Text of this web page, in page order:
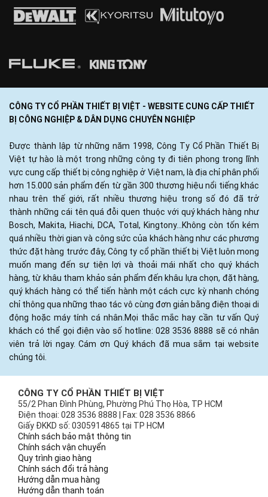
CÔNG TY CỔ PHẦN THIẾT BỊ VIỆT - WEBSITE CUNG CẤP THIẾT
BỊ CÔNG NGHIỆP & DÂN DỤNG CHUYÊN NGHIỆP
Được thành lập từ những năm 1998, Công Ty Cổ Phần Thiết Bị
Việt tự hào là một trong những công ty đi tiên phong trong lĩnh
vực cung cấp thiết bị công nghiệp ở Việt nam, là địa chỉ phân phối
hơn 15.000 sản phẩm đến từ gần 300 thương hiệu nổi tiếng khác
nhau trên thế giới, rất nhiều thương hiệu trong số đó đã trở
thành những cái tên quá đỗi quen thuộc với quý khách hàng như
Bosch, Makita, Hiachi, DCA, Total, Kingtony...Không còn tốn kém
quá nhiều thời gian và công sức của khách hàng như các phương
thức đặt hàng trước đây, Công ty cổ phần thiết bị Việt luôn mong
muốn mang đến sự tiện lợi và thoải mái nhất cho quý khách
hàng, từ khâu tham khảo sản phẩm đến khâu lựa chọn, đặt hàng,
quý khách hàng có thể tiến hành một cách cực kỳ nhanh chóng
chỉ thông qua những thao tác vô cùng đơn giản bằng điện thoại di
động hoặc máy tính cá nhân.Mọi thắc mắc hay cần tư vấn Quý
khách có thể gọi điện vào số hotline: 028 3536 8888 sẽ có nhân
viên trả lời ngay. Cám ơn Quý khách đã mua sắm tại website
chúng tôi.
CÔNG TY CỔ PHẦN THIẾT BỊ VIỆT
55/2 Phan Đình Phùng, Phường Phú Thọ Hòa, TP HCM
Điện thoại: 028 3536 8888 | Fax: 028 3536 8866
Giấy ĐKKD số: 0305914865 tại TP HCM
Chính sách bảo mật thông tin
Chính sách vận chuyển
Quy trình giao hàng
Chính sách đổi trả hàng
Hướng dẫn mua hàng
Hướng dẫn thanh toán